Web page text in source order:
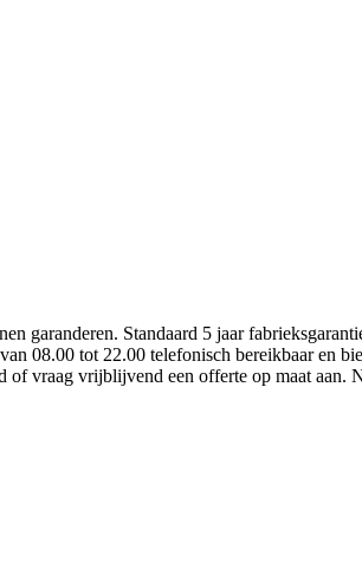
garanderen. Standaard 5 jaar
08.00 tot 22.00 telefonisch bereikbaar en
of vraag vrijblijvend een offerte op maat